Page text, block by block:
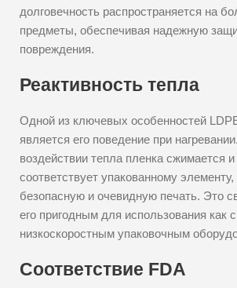
долговечность распространяется на
предметы, обеспечивая надежную
повреждения.
Реактивность тепла
Одной из ключевых особенностей
является его поведение при
воздействии тепла пленка сжимается
соответствует упакованному
безопасную и очевидную печать. Это
его пригодным для использования как
низкоскоростным упаковочным
Соответствие FDA